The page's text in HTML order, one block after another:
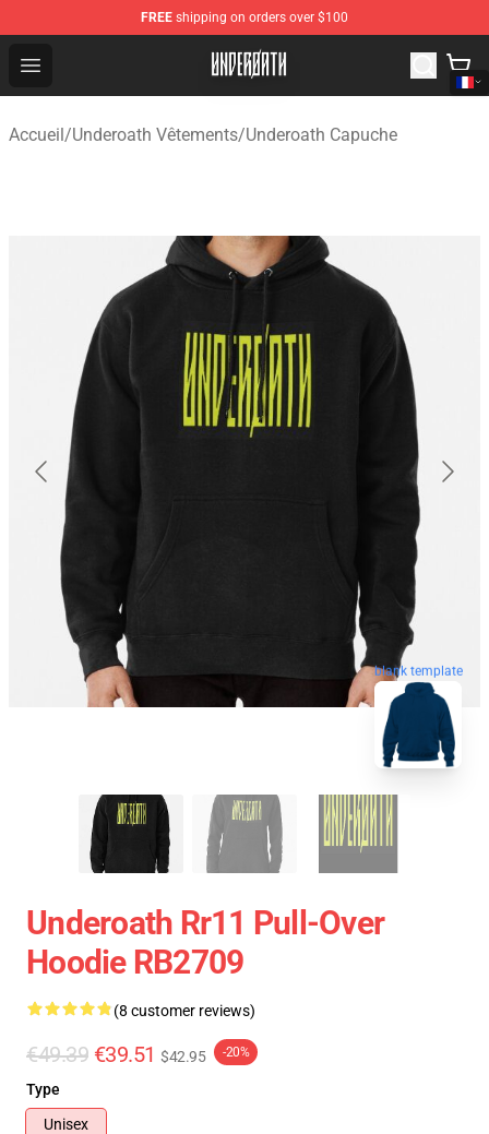
FREE shipping on orders over $100
Open menu
Underoath Store - Official Underoath Merchandise Shop
Accueil/Underoath Vêtements/Underoath Capuche
blank template
Underoath Rr11 Pull-Over
Hoodie RB2709
(8 customer reviews)
€49.39 €39.51 $42.95 -20%
Type
Unisex